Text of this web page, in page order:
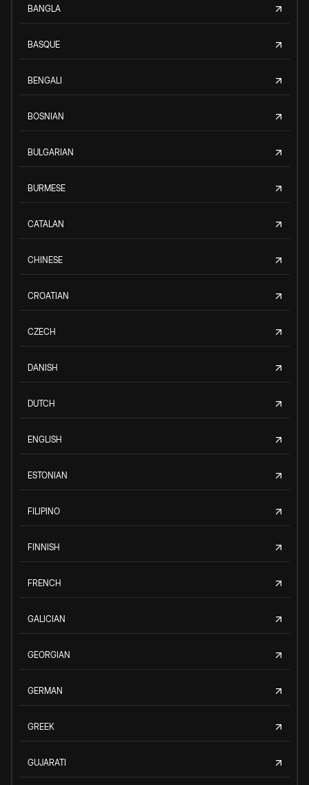
BANGLA
BASQUE
BENGALI
BOSNIAN
BULGARIAN
BURMESE
CATALAN
CHINESE
CROATIAN
CZECH
DANISH
DUTCH
ENGLISH
ESTONIAN
FILIPINO
FINNISH
FRENCH
GALICIAN
GEORGIAN
GERMAN
GREEK
GUJARATI